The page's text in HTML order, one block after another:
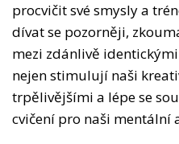
procvičit své smysly a
dívat se pozorněji,
mezi zdánlivě
nejen stimulují naši
trpělivějšími a lépe se
cvičení pro naši mentální